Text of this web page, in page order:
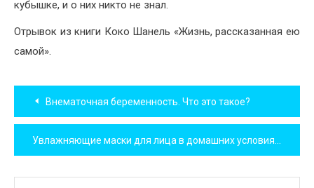
кубышке, и о них никто не знал.
Отрывок из книги Коко Шанель «Жизнь, рассказанная ею
самой».
Навигация
по
записям
Внематочная беременность. Что это такое?
Увлажняющие маски для лица в домашних условиях